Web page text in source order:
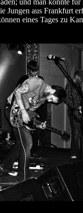
und man konnte
Jungen aus Frankfurt
eines Tages zu